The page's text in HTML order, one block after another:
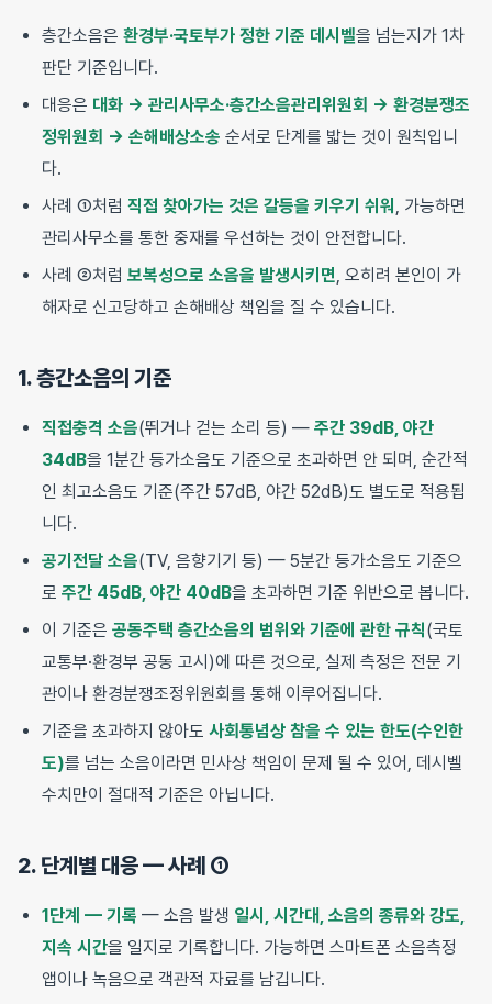
층간소음은 환경부·국토부가 정한 기준 데시벨을 넘는지가 1차
판단 기준입니다.
대응은 대화 → 관리사무소·층간소음관리위원회 → 환경분쟁조
정위원회 → 손해배상소송 순서로 단계를 밟는 것이 원칙입니
다.
사례 ①처럼 직접 찾아가는 것은 갈등을 키우기 쉬워 , 가능하면
관리사무소를 통한 중재를 우선하는 것이 안전합니다.
사례 ②처럼 보복성으로 소음을 발생시키면, 오히려 본인이 가
해자로 신고당하고 손해배상 책임을 질 수 있습니다.
1. 층간소음의 기준
직접충격 소음(뛰거나 걷는 소리 등) — 주간 39dB, 야간
34dB을 1분간 등가소음도 기준으로 초과하면 안 되며, 순간적
인 최고소음도 기준(주간 57dB, 야간 52dB)도 별도로 적용됩
니다.
공기전달 소음(TV, 음향기기 등) — 5분간 등가소음도 기준으
로 주간 45dB, 야간 40dB을 초과하면 기준 위반으로 봅니다.
이 기준은 공동주택 층간소음의 범위와 기준에 관한 규칙(국토
교통부·환경부 공동 고시)에 따른 것으로, 실제 측정은 전문 기
관이나 환경분쟁조정위원회를 통해 이루어집니다.
기준을 초과하지 않아도 사회통념상 참을 수 있는 한도(수인한
도)를 넘는 소음이라면 민사상 책임이 문제 될 수 있어, 데시벨
수치만이 절대적 기준은 아닙니다.
2. 단계별 대응 — 사례 ①
1단계 — 기록 — 소음 발생 일시, 시간대, 소음의 종류와 강도,
지속 시간을 일지로 기록합니다. 가능하면 스마트폰 소음측정
앱이나 녹음으로 객관적 자료를 남깁니다.